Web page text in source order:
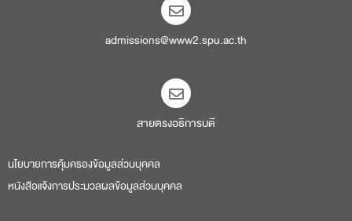
admissions@www2.spu.ac.th
สายตรงอธิการบดี​
นโยบายการคุ้มครองข้อมูลส่วนบุคคล
หนังสือแจ้งการประมวลผลข้อมูลส่วนบุคคล